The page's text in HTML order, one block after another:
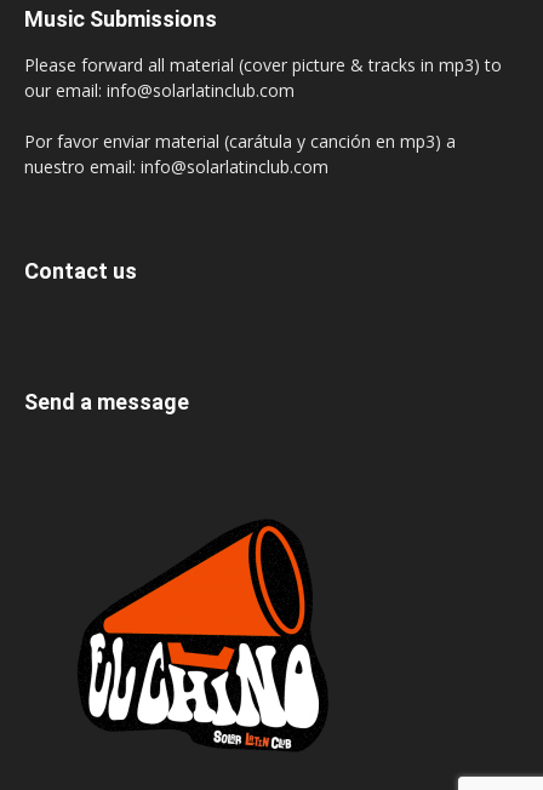
Music Submissions
Please forward all material (cover picture & tracks in mp3) to
our email: info@solarlatinclub.com
Por favor enviar material (carátula y canción en mp3) a
nuestro email: info@solarlatinclub.com
Contact us
Send a message